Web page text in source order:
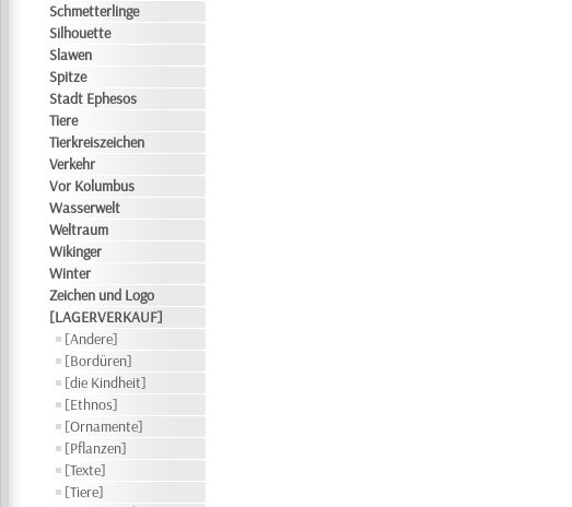
Schmetterlinge
Silhouette
Slawen
Spitze
Stadt Ephesos
Tiere
Tierkreiszeichen
Verkehr
Vor Kolumbus
Wasserwelt
Weltraum
Wikinger
Winter
Zeichen und Logo
[LAGERVERKAUF]
[Andere]
[Bordüren]
[die Kindheit]
[Ethnos]
[Ornamente]
[Pflanzen]
[Texte]
[Tiere]